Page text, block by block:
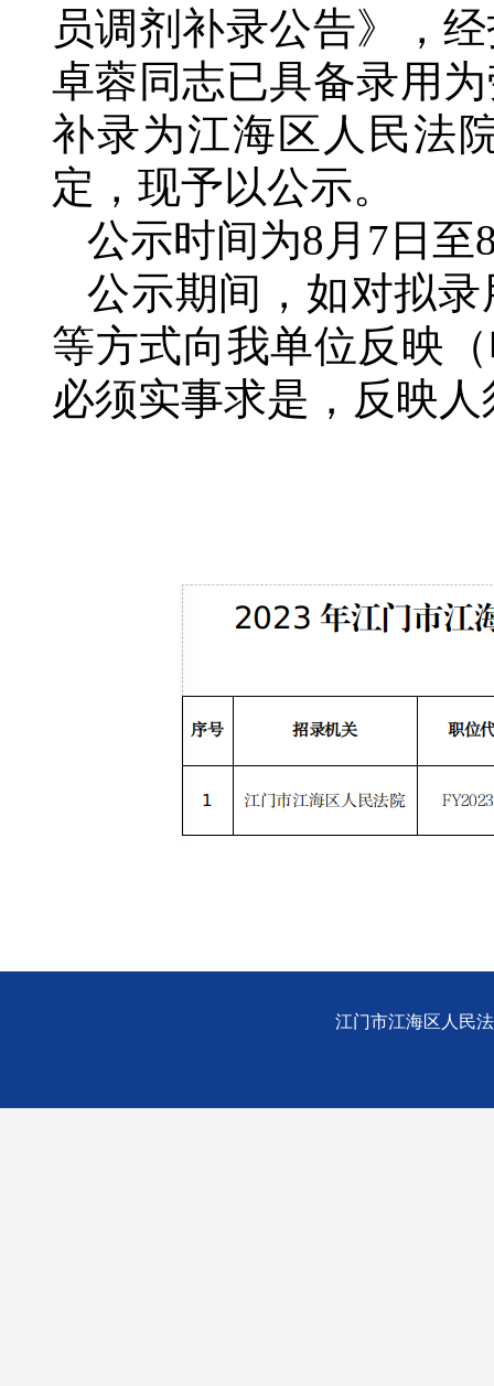
员调剂补录公告》，
卓蓉同志已具备录用
补录为江海区人民法
定，现予以公示。
公示时间为8月7日至
公示期间，如对拟
等方式向我单位反映
必须实事求是，反映
江门市江海区人民